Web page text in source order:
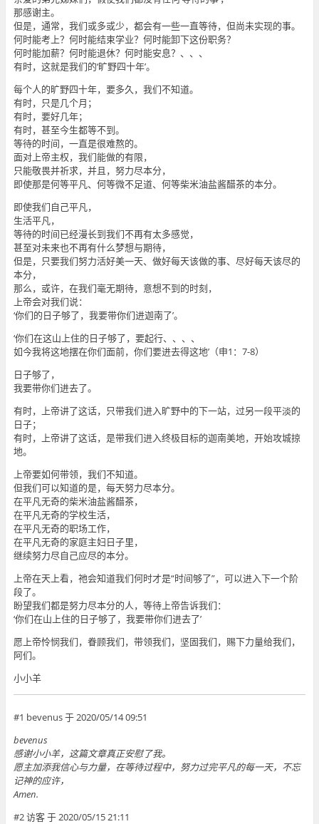
那感谢主。
但是，通常，我们或多或少，都会有一些一直等待，但尚未实现的事。
何时能考上？何时能结束学业？何时能卸下这份职务？
何时能加薪？何时能退休？何时能安息？、、、
有时，这就是我们的‘旷野四十年’。
每个人的旷野四十年，要多久，我们不知道。
有时，只是几个月；
有时，要好几年；
有时，甚至今生都等不到。
等待的时间，一直是很难熬的。
面对上帝主权，我们能做的有限，
只能敬畏并祈求，并且，努力尽本分，
即使那是何等平凡、何等微不足道、何等柴米油盐酱醋茶的本分。
即使我们自己平凡，
生活平凡，
等待的时间已经漫长到我们不再有太多感觉，
甚至对未来也不再有什么梦想与期待，
但是，只要我们努力活好美一天、做好每天该做的事、尽好每天该尽的
本分，
那么，或许，在我们毫无期待，意想不到的时刻，
上帝会对我们说：
‘你们的日子够了，我要带你们进迦南了’。
‘你们在这山上住的日子够了，要起行、、、、
如今我将这地摆在你们面前，你们要进去得这地’（申1：7-8）
日子够了，
我要带你们进去了。
有时，上帝讲了这话，只带我们进入旷野中的下一站，过另一段平淡的
日子；
有时，上帝讲了这话，是带我们进入终极目标的迦南美地，开始攻城掠
地。
上帝要如何带领，我们不知道。
但我们可以知道的是，每天努力尽本分。
在平凡无奇的柴米油盐酱醋茶，
在平凡无奇的学校生活，
在平凡无奇的职场工作，
在平凡无奇的家庭主妇日子里，
继续努力尽自己应尽的本分。
上帝在天上看，祂会知道我们何时才是“时间够了”，可以进入下一个阶
段了。
盼望我们都是努力尽本分的人，等待上帝告诉我们：
‘你们在山上住的日子够了，我要带你们进去了’
愿上帝怜悯我们，眷顾我们，带领我们，坚固我们，赐下力量给我们，
阿们。
小小羊
#1 bevenus 于 2020/05/14 09:51
bevenus
感谢小小羊，这篇文章真正安慰了我。
愿主加添我信心与力量，在等待过程中，努力过完平凡的每一天，不忘
记神的应许，
Amen.
#2 访客 于 2020/05/15 21:11